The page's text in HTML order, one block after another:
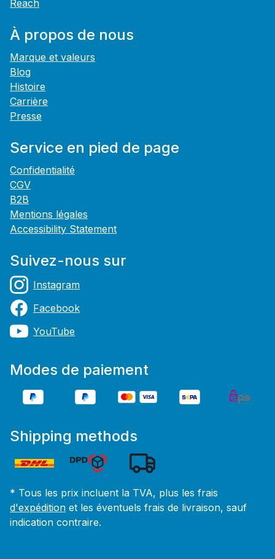
Reach
À propos de nous
Marque et valeurs
Blog
Histoire
Carrière
Presse
Service en pied de page
Confidentialité
CGV
B2B
Mentions légales
Accessibility Statement
Suivez-nous sur
Instagram
Facebook
YouTube
Modes de paiement
Shipping methods
* Tous les prix incluent la TVA, plus les frais
d'expédition et les éventuels frais de livraison, sauf
indication contraire.